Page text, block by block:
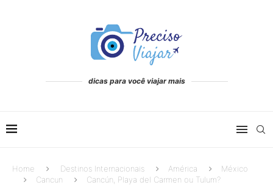
dicas para você viajar mais
Home Destinos Internacionais América
México
Cancun
Cancún, Playa del Carmen ou Tulum?